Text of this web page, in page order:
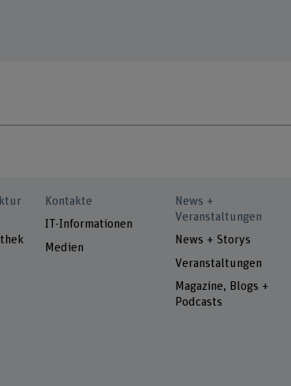
Kontakte
IT-Informationen
Medien
News +
Veranstaltungen
News + Storys
Veranstaltungen
Magazine, Blogs +
Podcasts